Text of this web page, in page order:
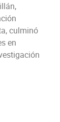
culminó
en